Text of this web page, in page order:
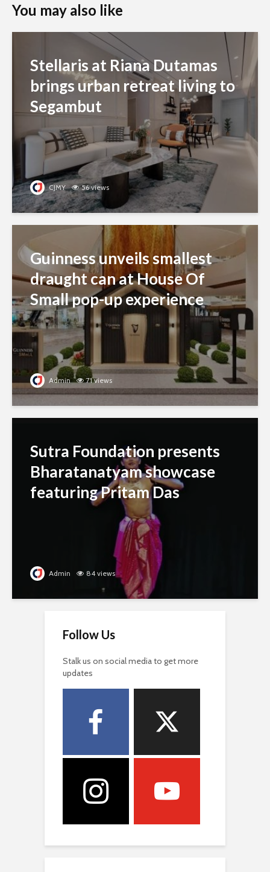
You may also like
Stellaris at Riana Dutamas
brings urban retreat living to
Segambut
CJMY 56 views
Guinness unveils smallest
draught can at House Of
Small pop-up experience
Admin 71 views
Sutra Foundation presents
Bharatanatyam showcase
featuring Pritam Das
Admin 84 views
Follow Us
Stalk us on social media to get more
updates